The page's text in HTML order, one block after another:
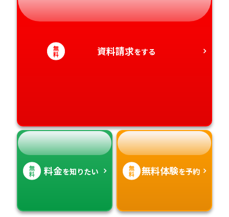
静岡県
和歌山県
徳島県
大分県
宮崎県
無
料 資料請求をする
無
料 料金を知りたい 無
料 無料体験を予約